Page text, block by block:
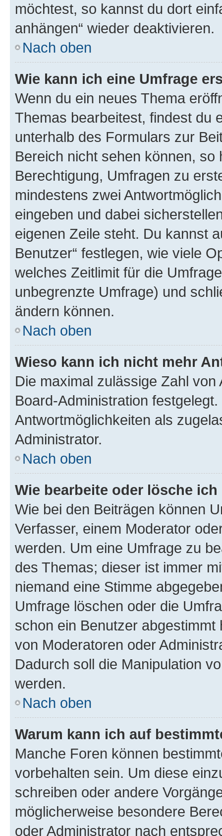
möchtest, so kannst du dort
anhängen“ wieder deaktivieren.
Nach oben
Wie kann ich eine Umfrage
Wenn du ein neues Thema
Themas bearbeitest, findest du
unterhalb des Formulars zur
Bereich nicht sehen können,
Berechtigung, Umfragen zu
mindestens zwei
eingeben und dabei
eigenen Zeile steht. Du kannst
Benutzer“ festlegen, wie viele
welches Zeitlimit für die
unbegrenzte Umfrage) und
ändern können.
Nach oben
Wieso kann ich nicht mehr
Die maximal zulässige Zahl
Board-Administration
Antwortmöglichkeiten als
Administrator.
Nach oben
Wie bearbeite oder lösche
Wie bei den Beiträgen können
Verfasser, einem Moderator
werden. Um eine Umfrage zu
des Themas; dieser ist immer
niemand eine Stimme
Umfrage löschen oder die
schon ein Benutzer
von Moderatoren oder
Dadurch soll die Manipulation
werden.
Nach oben
Warum kann ich auf
Manche Foren können
vorbehalten sein. Um diese
schreiben oder andere
möglicherweise besondere
oder Administrator nach